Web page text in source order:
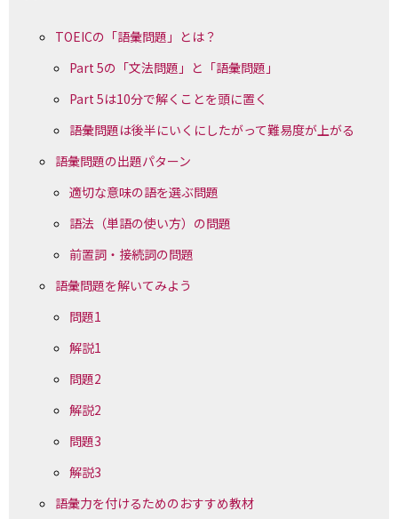
TOEICの「語彙問題」とは？
Part 5の「文法問題」と「語彙問題」
Part 5は10分で解くことを頭に置く
語彙問題は後半にいくにしたがって難易度が上がる
語彙問題の出題パターン
適切な意味の語を選ぶ問題
語法（単語の使い方）の問題
前置詞・接続詞の問題
語彙問題を解いてみよう
問題1
解説1
問題2
解説2
問題3
解説3
語彙力を付けるためのおすすめ教材